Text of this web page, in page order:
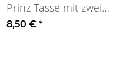
Prinz Tasse mit zwei
Henkel blau
8,50 € *